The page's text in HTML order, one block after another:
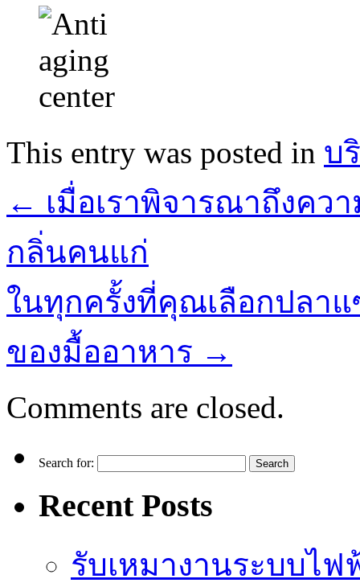
This entry was posted in บ
← เมื่อเราพิจารณาถึงค
กลิ่นคนแก่
ในทุกครั้งที่คุณเลือกปลา
ของมื้ออาหาร →
Comments are closed.
Search for:
Recent Posts
รับเหมางานระบบไ